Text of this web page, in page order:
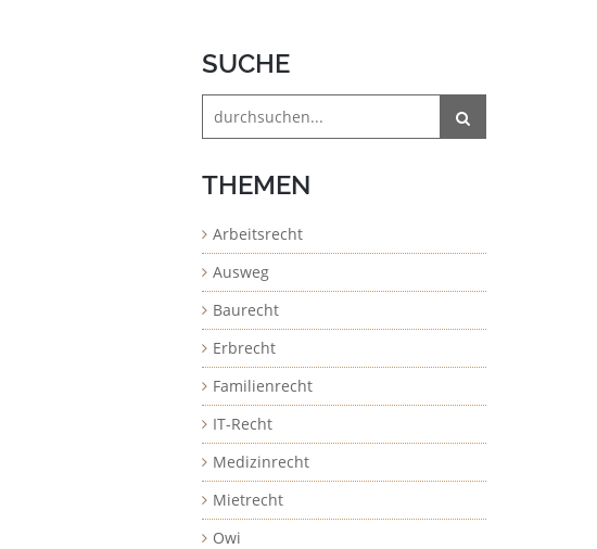
SUCHE
THEMEN
Arbeitsrecht
Ausweg
Baurecht
Erbrecht
Familienrecht
IT-Recht
Medizinrecht
Mietrecht
Owi